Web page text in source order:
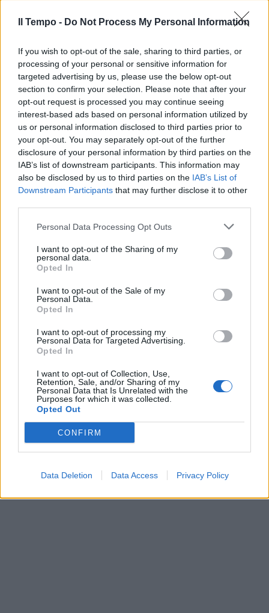
Il Tempo - Do Not Process My Personal Information
If you wish to opt-out of the sale, sharing to third parties, or
processing of your personal or sensitive information for
targeted advertising by us, please use the below opt-out
section to confirm your selection. Please note that after your
opt-out request is processed you may continue seeing
interest-based ads based on personal information utilized by
us or personal information disclosed to third parties prior to
your opt-out. You may separately opt-out of the further
disclosure of your personal information by third parties on the
IAB’s list of downstream participants. This information may
also be disclosed by us to third parties on the IAB’s List of
Downstream Participants that may further disclose it to other
Personal Data Processing Opt Outs
I want to opt-out of the Sharing of my
personal data.
Opted In
I want to opt-out of the Sale of my
Personal Data.
Opted In
I want to opt-out of processing my
Personal Data for Targeted Advertising.
Opted In
I want to opt-out of Collection, Use,
Retention, Sale, and/or Sharing of my
Personal Data that Is Unrelated with the
Purposes for which it was collected.
Opted Out
CONFIRM
Data Deletion Data Access Privacy Policy
Green pass obbligo
mascherato, Meloni svela il
giochetto sui vaccini